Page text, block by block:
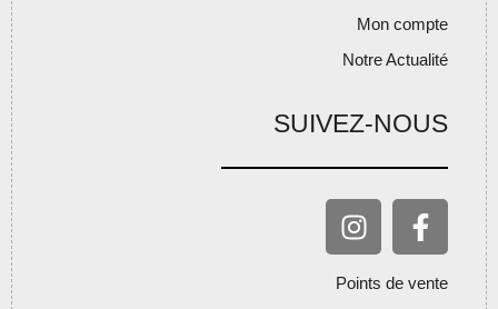
Mon compte
Notre Actualité
SUIVEZ-NOUS
Points de vente